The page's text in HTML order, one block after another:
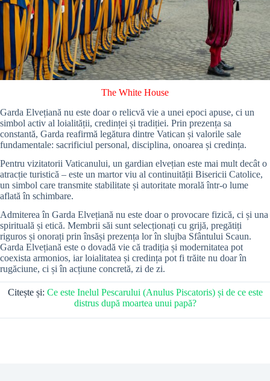
The White House
Garda Elvețiană nu este doar o relicvă vie a unei epoci apuse, ci un
simbol activ al loialității, credinței și tradiției. Prin prezența sa
constantă, Garda reafirmă legătura dintre Vatican și valorile sale
fundamentale: sacrificiul personal, disciplina, onoarea și credința.
Pentru vizitatorii Vaticanului, un gardian elvețian este mai mult decât o
atracție turistică – este un martor viu al continuității Bisericii Catolice,
un simbol care transmite stabilitate și autoritate morală într-o lume
aflată în schimbare.
Admiterea în Garda Elvețiană nu este doar o provocare fizică, ci și una
spirituală și etică. Membrii săi sunt selecționați cu grijă, pregătiți
riguros și onorați prin însăși prezența lor în slujba Sfântului Scaun.
Garda Elvețiană este o dovadă vie că tradiția și modernitatea pot
coexista armonios, iar loialitatea și credința pot fi trăite nu doar în
rugăciune, ci și în acțiune concretă, zi de zi.
Citește și: Ce este Inelul Pescarului (Anulus Piscatoris) și de ce este
distrus după moartea unui papă?